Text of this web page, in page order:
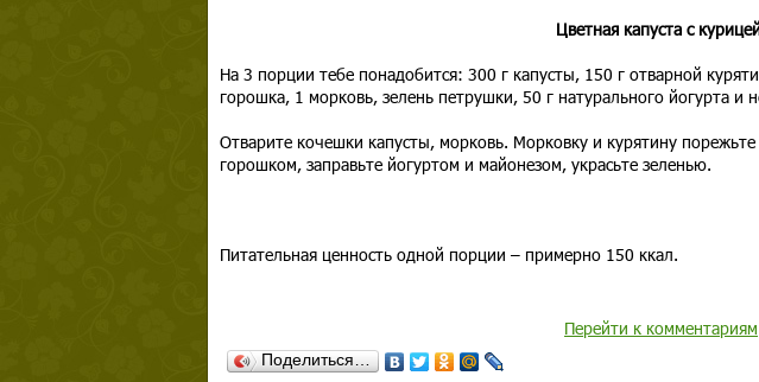
Цветная капуста с
На 3 порции тебе понадобится: 300 г капусты, 150 г отварной
горошка, 1 морковь, зелень петрушки, 50 г натурального йогурта и
Отварите кочешки капусты, морковь. Морковку и курятину
горошком, заправьте йогуртом и майонезом, украсьте зеленью.
Питательная ценность одной порции – примерно 150 ккал.
Перейти к комментариям
Поделиться…